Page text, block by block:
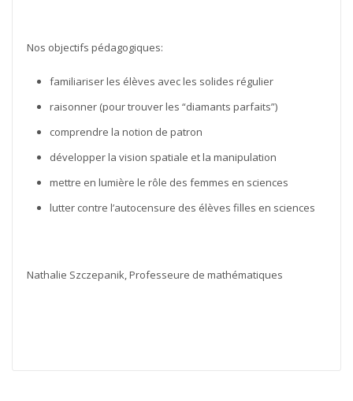
Nos objectifs pédagogiques:
familiariser les élèves avec les solides régulier
raisonner (pour trouver les “diamants parfaits”)
comprendre la notion de patron
développer la vision spatiale et la manipulation
mettre en lumière le rôle des femmes en sciences
lutter contre l’autocensure des élèves filles en sciences
Nathalie Szczepanik, Professeure de mathématiques